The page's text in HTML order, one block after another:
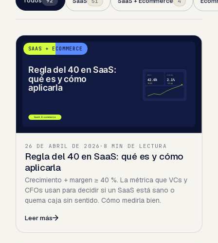
SAAS + ECOMMERCE
26 DE ABRIL DE 2026 · 8 MIN DE LECTURA
Regla del 40 en SaaS: qué es y cómo
aplicarla
Crecimiento + margen ≥ 40 %. La métrica que VCs y
CFOs usan para decidir si un SaaS está sano o
quema caja sin sentido. Cómo medirla bien.
Leer más